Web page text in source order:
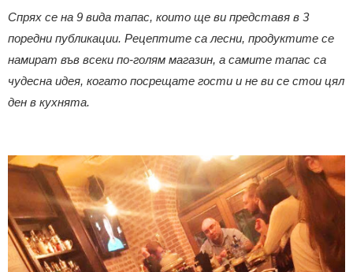
Спрях се на 9 вида тапас, които ще ви представя в 3
поредни публикации. Рецептите са лесни, продуктите се
намират във всеки по-голям магазин, а самите тапас са
чудесна идея, когато посрещате гости и не ви се стои цял
ден в кухнята.